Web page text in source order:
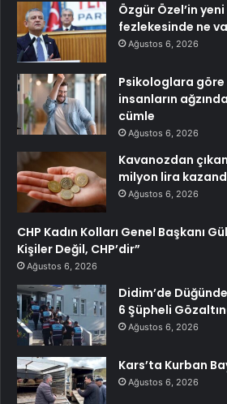
Özgür Özel’in
fezlekesinde ne
Ağustos 6, 2026
Psikologlara
insanların
cümle
Ağustos 6, 2026
Kavanozdan
milyon lira
Ağustos 6, 2026
CHP Kadın Kolları Genel Başkanı
Kişiler Değil, CHP’dir”
Ağustos 6, 2026
Didim’de
6 Şüpheli
Ağustos 6, 2026
Kars’ta Kurban
Ağustos 6, 2026